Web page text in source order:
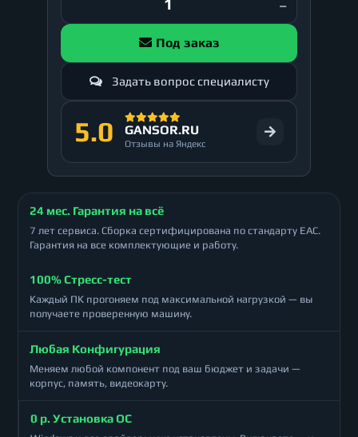
Под заказ
Задать вопрос специалисту
5.0 GANSOR.RU
Отзывы на Яндекс
24 мес. Гарантия на всё
7 лет сервиса. Сборка сертифицирована по стандарту ЕАС.
Гарантия на все комплектующие и работу.
100% Стресс-тест
Каждый ПК прогоняем под максимальной нагрузкой — вы
получаете проверенную машину.
Любая Конфигурация
Меняем любой компонент под ваш бюджет и задачи —
корпус, память, видеокарту.
0 р. Установка ОС